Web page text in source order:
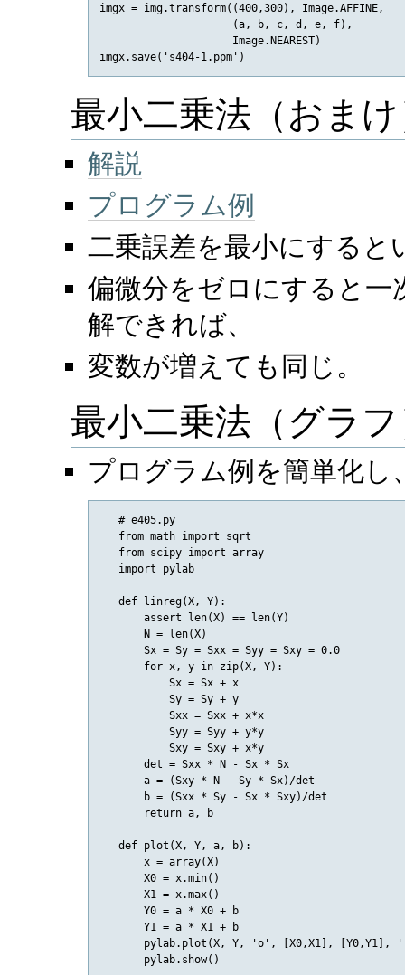
imgx = img.transform((400,300), Image.AFFINE,
                     (a, b, c, d, e, f),
                     Image.NEAREST)
imgx.save('s404-1.ppm')
最小二乗法（おま
解説
プログラム例
二乗誤差を最小にすると
偏微分をゼロにすると一
解できれば、
変数が増えても同じ。
最小二乗法（グラ
プログラム例を簡単化し
   # e405.py
   from math import sqrt
   from scipy import array
   import pylab
   def linreg(X, Y):
       assert len(X) == len(Y)
       N = len(X)
       Sx = Sy = Sxx = Syy = Sxy = 0.0
       for x, y in zip(X, Y):
           Sx = Sx + x
           Sy = Sy + y
           Sxx = Sxx + x*x
           Syy = Syy + y*y
           Sxy = Sxy + x*y
       det = Sxx * N - Sx * Sx
       a = (Sxy * N - Sy * Sx)/det
       b = (Sxx * Sy - Sx * Sxy)/det
       return a, b
   def plot(X, Y, a, b):
       x = array(X)
       X0 = x.min()
       X1 = x.max()
       Y0 = a * X0 + b
       Y1 = a * X1 + b
pylab.plot(X, Y, 'o', [X0,X1], [Y0,Y1],
       pylab.show()